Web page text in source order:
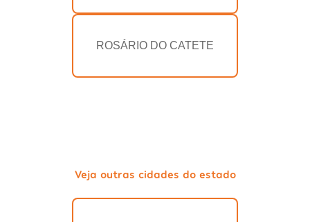
ROSÁRIO DO CATETE
Veja outras cidades do estado